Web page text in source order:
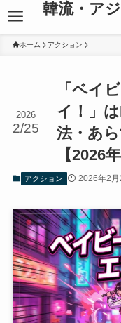
韓流・ア
ホーム アクション
「ベイ
イ！」
法・あ
【2026
2026
2/25
アクション 2026年2月